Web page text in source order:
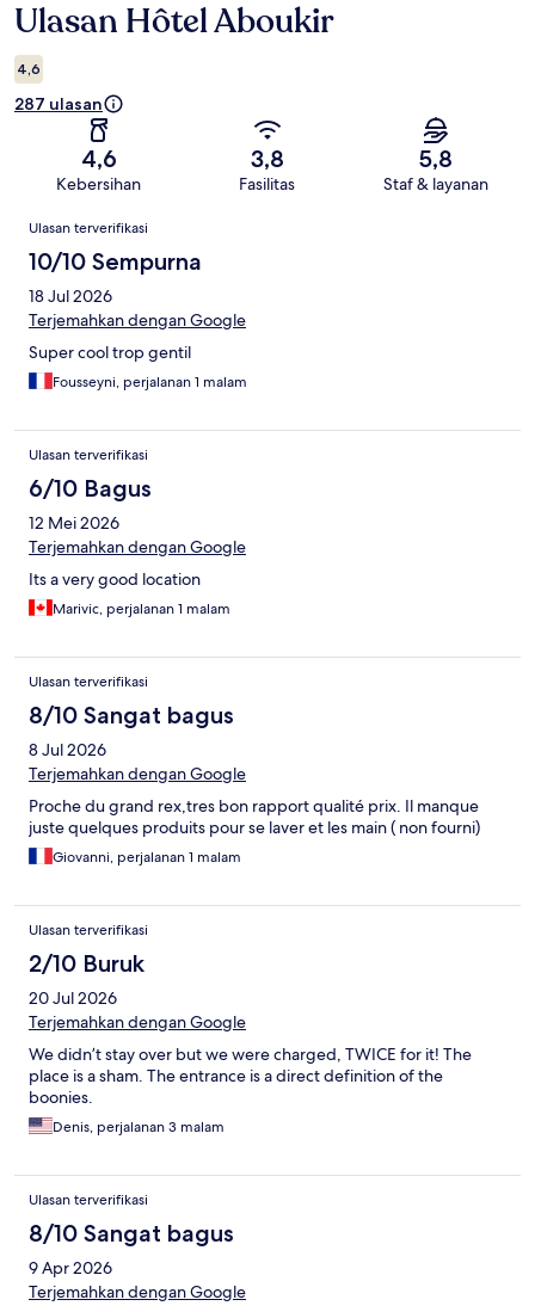
Ulasan
Ulasan Hôtel Aboukir
4,6
287 ulasan
4,6
Kebersihan
3,8
Fasilitas
5,8
Staf & layanan
Ulasan
Ulasan terverifikasi
10/10 Sempurna
18 Jul 2026
Terjemahkan dengan Google
Super cool trop gentil
Fousseyni, perjalanan 1 malam
Ulasan terverifikasi
6/10 Bagus
12 Mei 2026
Terjemahkan dengan Google
Its a very good location
Marivic, perjalanan 1 malam
Ulasan terverifikasi
8/10 Sangat bagus
8 Jul 2026
Terjemahkan dengan Google
Proche du grand rex,tres bon rapport qualité prix. Il manque
juste quelques produits pour se laver et les main ( non fourni)
Giovanni, perjalanan 1 malam
Ulasan terverifikasi
2/10 Buruk
20 Jul 2026
Terjemahkan dengan Google
We didn’t stay over but we were charged, TWICE for it! The
place is a sham. The entrance is a direct definition of the
boonies.
Denis, perjalanan 3 malam
Ulasan terverifikasi
8/10 Sangat bagus
9 Apr 2026
Terjemahkan dengan Google